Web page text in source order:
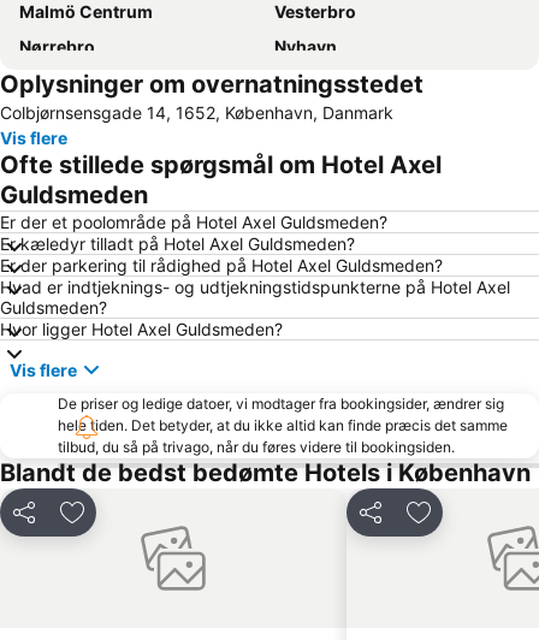
Malmö Centrum
Vesterbro
Nørrebro
Nyhavn
Tivoli
Valbyparken
Ørestad
Parken Stadium
Rådhuspladsen
Fisketorvet
Bella Center
Marienlyst
Operaen
Christianshavn
Roskilde Festival
Nørreport station
Malmö Centralstation
Indre By
Hornbæk Vest
Royal Copenhagen
København Zoo
Dyrehaven
Strøget
Snekkersten
Christiania
Christiansborg Palace
Frederiksberg Centret
Rødovre Centrum
Helsingør Havn
Malmö Arena
Oplysninger om overnatningsstedet
Colbjørnsensgade 14, 1652, København, Danmark
Vis flere
Ofte stillede spørgsmål om Hotel Axel
Guldsmeden
Er der et poolområde på Hotel Axel Guldsmeden?
Er kæledyr tilladt på Hotel Axel Guldsmeden?
Er der parkering til rådighed på Hotel Axel Guldsmeden?
Hvad er indtjeknings- og udtjekningstidspunkterne på Hotel Axel
Guldsmeden?
Hvor ligger Hotel Axel Guldsmeden?
Vis flere
De priser og ledige datoer, vi modtager fra bookingsider, ændrer sig
hele tiden. Det betyder, at du ikke altid kan finde præcis det samme
tilbud, du så på trivago, når du føres videre til bookingsiden.
Blandt de bedst bedømte Hotels i København
Del Føj til favoritter Del Føj til